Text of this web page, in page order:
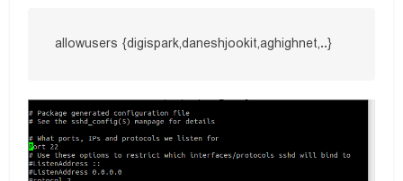
allowusers {digispark,daneshjookit,aghighnet,..}